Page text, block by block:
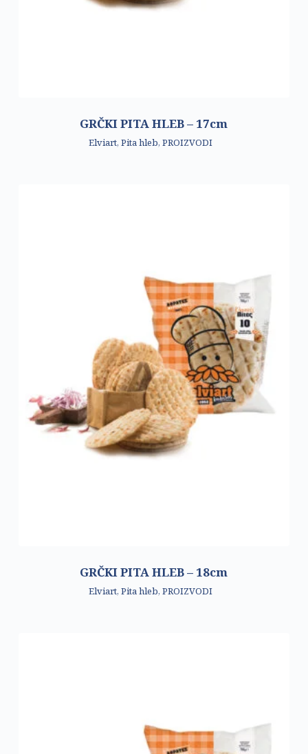
GRČKI PITA HLEB – 17cm
Elviart,Pita hleb,PROIZVODI
GRČKI PITA HLEB – 18cm
Elviart,Pita hleb,PROIZVODI